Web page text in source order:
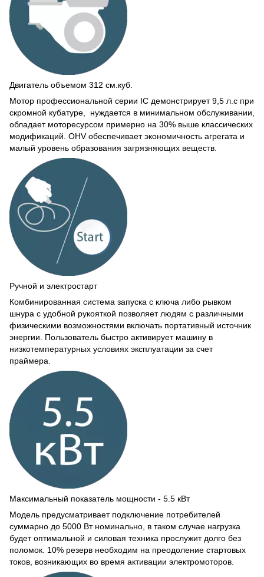
Двигатель объемом 312 см.куб.
Мотор профессиональной серии IC демонстрирует 9,5 л.с при
скромной кубатуре, нуждается в минимальном обслуживании,
обладает моторесурсом примерно на 30% выше классических
модификаций. OHV обеспечивает экономичность агрегата и
малый уровень образования загрязняющих веществ.
Ручной и электростарт
Комбинированная система запуска с ключа либо рывком
шнура с удобной рукояткой позволяет людям с различными
физическими возможностями включать портативный источник
энергии. Пользователь быстро активирует машину в
низкотемпературных условиях эксплуатации за счет
праймера.
Максимальный показатель мощности - 5.5 кВт
Модель предусматривает подключение потребителей
суммарно до 5000 Вт номинально, в таком случае нагрузка
будет оптимальной и силовая техника прослужит долго без
поломок. 10% резерв необходим на преодоление стартовых
токов, возникающих во время активации электромоторов.